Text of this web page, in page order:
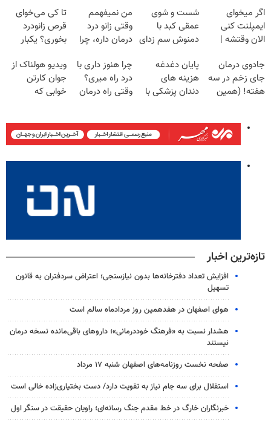
اگر میخوای
ایمپلنت کنی
الان وقتشه |
میلیون تومان!!!
شست و شوی
عمقی کبد با
دمنوش سم زدای
من نمیفهمم
وقتی زانو درد
درمان داره، چرا
تحمل میکنی؟❗
تا کی می‌خوای
قرص زانودرد
بخوری؟ یکبار
کن
جادوی درمان
جای زخم در سه
هفته! (همین
پایان دغدغه
هزینه های
دندان پزشکی با
چرا هنوز داری با
درد راه میری؟
وقتی راه درمان
ویدیو هولناک از
جوان کارتن
خوابی که
تازه‌ترین اخبار
افزایش تعداد دفترخانه‌ها بدون نیازسنجی؛ اعتراض سردفتران به قانون
تسهیل
هوای اصفهان در هفدهمین روز مردادماه سالم است
هشدار نسبت به «فرهنگ خوددرمانی»؛ داروهای باقی‌مانده نسخه درمان
نیستند
صفحه نخست روزنامه‌های اصفهان شنبه ۱۷ مرداد
استقلال برای سه جام نیاز به تقویت دارد/ دست بختیاری‌زاده خالی است
خبرنگاران خارگ در خط مقدم جنگ رسانه‌ای؛ راویان حقیقت در سنگر اول